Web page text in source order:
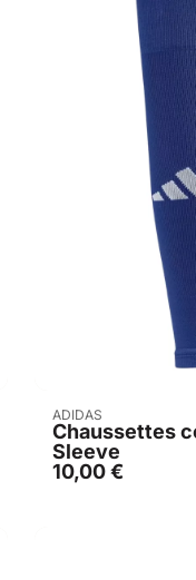
ADIDAS
Chaussettes
Sleeve
10,00€